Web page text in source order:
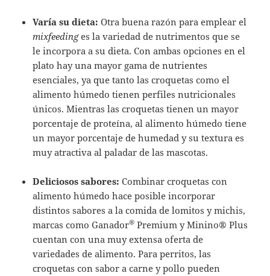
Varía su dieta:Otra buena razón para emplear el
mixfeedinges la variedad de nutrimentos que se
le incorpora a su dieta. Con ambas opciones en el
plato hay una mayor gama de nutrientes
esenciales, ya que tanto las croquetas como el
alimento húmedo tienen perfiles nutricionales
únicos. Mientras las croquetas tienen un mayor
porcentaje de proteína, al alimento húmedo tiene
un mayor porcentaje de humedad y su textura es
muy atractiva al paladar de las mascotas.
Deliciosos sabores:Combinar croquetas con
alimento húmedo hace posible incorporar
distintos sabores a la comida de lomitos y michis,
marcas como Ganador® Premium y Minino® Plus
cuentan con una muy extensa oferta de
variedades de alimento. Para perritos, las
croquetas con sabor a carne y pollo pueden